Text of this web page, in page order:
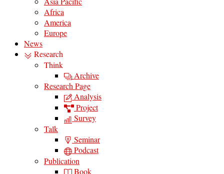
Africa
America
Europe
News
Research
Think
Archive
Research Page
Analysis
Project
Survey
Talk
Seminar
Podcast
Publication
Book